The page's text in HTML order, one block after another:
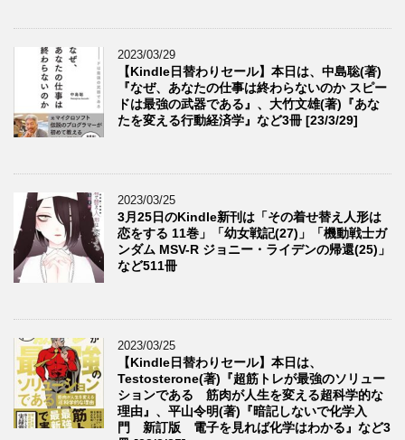
2023/03/29
【Kindle日替わりセール】本日は、中島聡(著)
『なぜ、あなたの仕事は終わらないのか スピー
ドは最強の武器である』、大竹文雄(著)『あな
たを変える行動経済学』など3冊 [23/3/29]
2023/03/25
3月25日のKindle新刊は「その着せ替え人形は
恋をする 11巻」「幼女戦記(27)」「機動戦士ガ
ンダム MSV-R ジョニー・ライデンの帰還(25)」
など511冊
2023/03/25
【Kindle日替わりセール】本日は、
Testosterone(著)『超筋トレが最強のソリュー
ションである 筋肉が人生を変える超科学的な
理由』、平山令明(著)『暗記しないで化学入
門 新訂版 電子を見れば化学はわかる』など3